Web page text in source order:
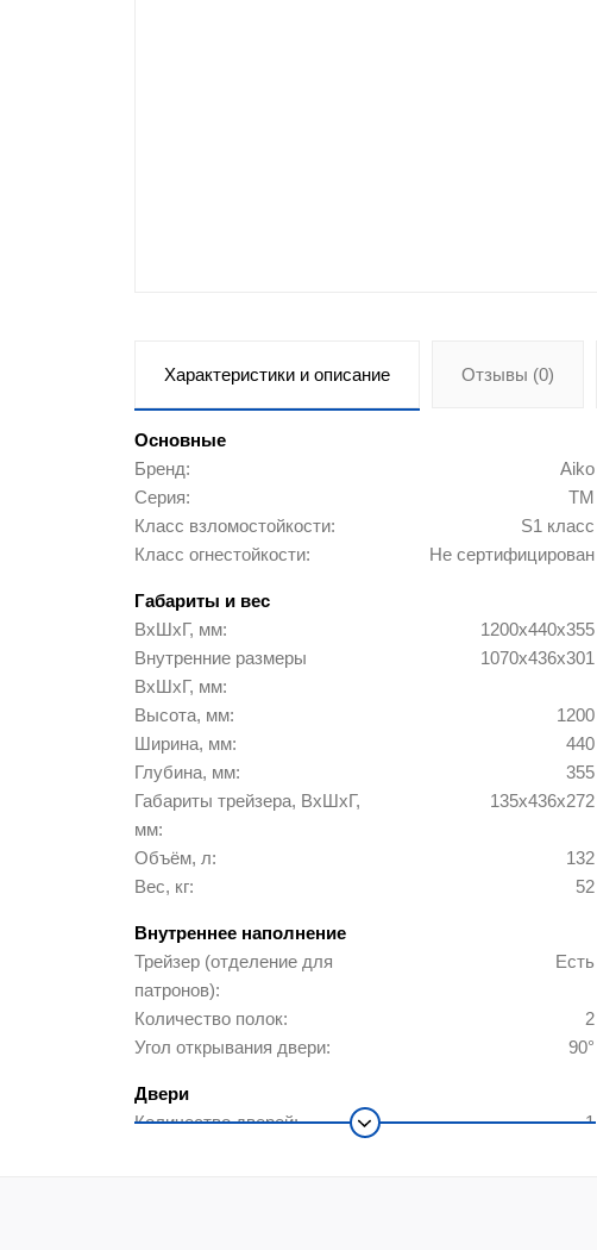
Школьная мебель
Мебель для детского сада
Новинки
Характеристики и описание Отзывы (0)
Основные
Бренд
Aiko
Серия
TM
Класс взломостойкости
S1 класс
Класс огнестойкости
Не сертифицирован
Габариты и вес
ВхШхГ, мм
1200х440х355
Внутренние размеры
ВхШхГ, мм
1070x436x301
Высота, мм
1200
Ширина, мм
440
Глубина, мм
355
Габариты трейзера, ВхШхГ,
мм
135x436x272
Объём, л
132
Вес, кг
52
Внутреннее наполнение
Трейзер (отделение для
патронов)
Есть
Количество полок
2
Угол открывания двери
90°
Двери
Количество дверей
1